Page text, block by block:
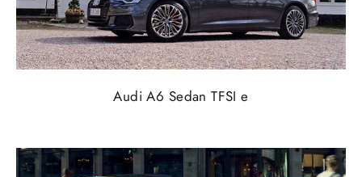
Audi A6 Sedan TFSI e